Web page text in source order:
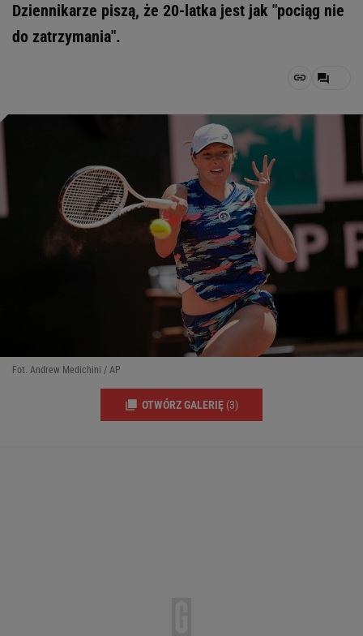
Dziennikarze piszą, że 20-latka jest jak "pociąg nie
do zatrzymania".
Fot. Andrew Medichini / AP
OTWÓRZ GALERIĘ (3)